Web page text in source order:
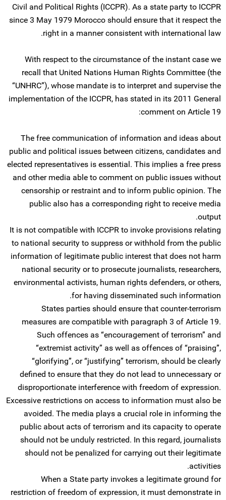
Civil and Political Rights (ICCPR). As a state party to ICCPR
since 3 May 1979 Morocco should ensure that it respect the
right in a manner consistent with international law.
With respect to the circumstance of the instant case we
recall that United Nations Human Rights Committee (the
“UNHRC”), whose mandate is to interpret and supervise the
implementation of the ICCPR, has stated in its 2011 General
comment on Article 19:
The free communication of information and ideas about
public and political issues between citizens, candidates and
elected representatives is essential. This implies a free press
and other media able to comment on public issues without
censorship or restraint and to inform public opinion. The
public also has a corresponding right to receive media
output.
It is not compatible with ICCPR to invoke provisions relating
to national security to suppress or withhold from the public
information of legitimate public interest that does not harm
national security or to prosecute journalists, researchers,
environmental activists, human rights defenders, or others,
for having disseminated such information.
States parties should ensure that counter-terrorism
measures are compatible with paragraph 3 of Article 19.
Such offences as “encouragement of terrorism” and
“extremist activity” as well as offences of “praising”,
“glorifying”, or “justifying” terrorism, should be clearly
defined to ensure that they do not lead to unnecessary or
disproportionate interference with freedom of expression.
Excessive restrictions on access to information must also be
avoided. The media plays a crucial role in informing the
public about acts of terrorism and its capacity to operate
should not be unduly restricted. In this regard, journalists
should not be penalized for carrying out their legitimate
activities.
When a State party invokes a legitimate ground for
restriction of freedom of expression, it must demonstrate in